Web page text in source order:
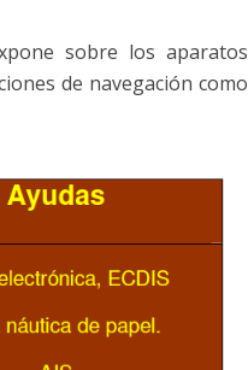
sobre los aparatos
de navegación como